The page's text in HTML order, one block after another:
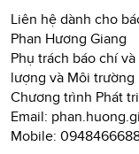
Liên hệ dành cho
Phan Hương Giang
Phụ trách báo chí
lượng và Môi trường
Chương trình Phát
Email:
Mobile: